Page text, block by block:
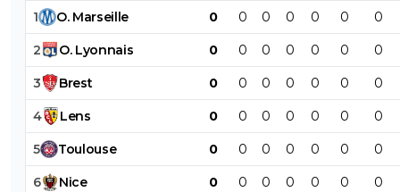
1 O. Marseille 0 0 0 0 0 0 0
2 O. Lyonnais 0 0 0 0 0 0 0
3 Brest 0 0 0 0 0 0 0
4 Lens 0 0 0 0 0 0 0
5 Toulouse 0 0 0 0 0 0 0
6 Nice 0 0 0 0 0 0 0